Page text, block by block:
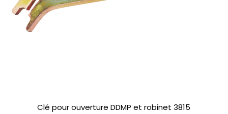
Clé pour ouverture DDMP et robinet 3815